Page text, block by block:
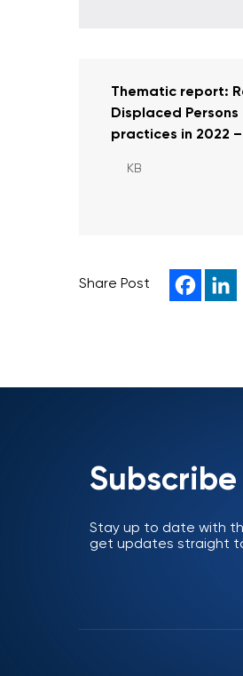
Thematic report:
Displaced
practices in 2022 –
KB
Share Post
Stay up to date with
get updates straight